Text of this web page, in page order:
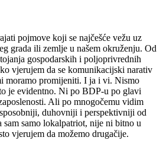
pojmove koji se najčešće vežu uz
grada ili zemlje u našem okruženju. Od
gospodarskih i poljoprivrednih
vjerujem da se komunikacijski narativ
moramo promijeniti. I ja i vi. Nismo
je evidentno. Ni po BDP-u po glavi
Ali po mnogočemu vidim
duhovniji i perspektivniji od
sam samo lokalpatriot, nije ni bitno u
vjerujem da možemo drugačije.